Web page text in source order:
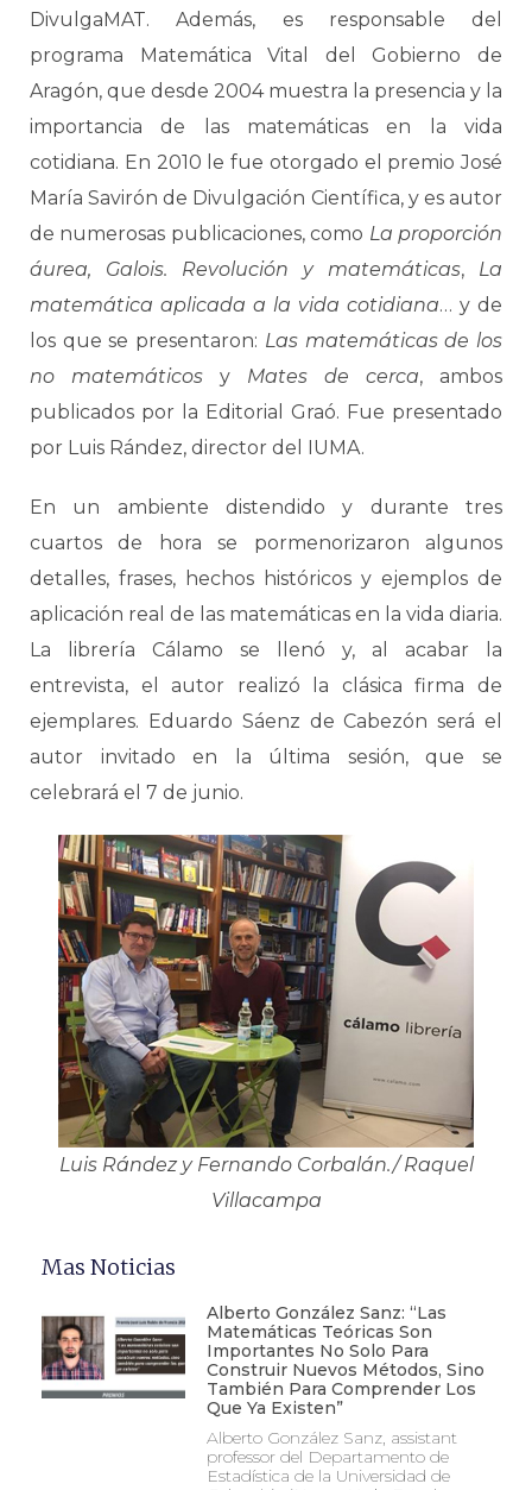
DivulgaMAT. Además, es responsable del
programa Matemática Vital del Gobierno de
Aragón, que desde 2004 muestra la presencia y la
importancia de las matemáticas en la vida
cotidiana. En 2010 le fue otorgado el premio José
María Savirón de Divulgación Científica, y es autor
de numerosas publicaciones, como La proporción
áurea, Galois. Revolución y matemáticas, La
matemática aplicada a la vida cotidiana… y de
los que se presentaron: Las matemáticas de los
no matemáticos y Mates de cerca, ambos
publicados por la Editorial Graó. Fue presentado
por Luis Rández, director del IUMA.
En un ambiente distendido y durante tres
cuartos de hora se pormenorizaron algunos
detalles, frases, hechos históricos y ejemplos de
aplicación real de las matemáticas en la vida diaria.
La librería Cálamo se llenó y, al acabar la
entrevista, el autor realizó la clásica firma de
ejemplares. Eduardo Sáenz de Cabezón será el
autor invitado en la última sesión, que se
celebrará el 7 de junio.
Luis Rández y Fernando Corbalán./ Raquel
Villacampa
Mas Noticias
Alberto González Sanz: “Las
Matemáticas Teóricas Son
Importantes No Solo Para
Construir Nuevos Métodos, Sino
También Para Comprender Los
Que Ya Existen”
Alberto González Sanz, assistant
professor del Departamento de
Estadística de la Universidad de